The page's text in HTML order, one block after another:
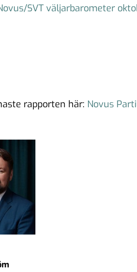
SVT väljarbarometer
rapporten här: Novus